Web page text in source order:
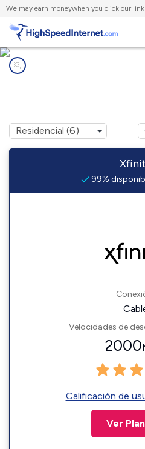
We may earn moneywhen you click our
99%
Velocidades de
2000
Calificación de
Ver